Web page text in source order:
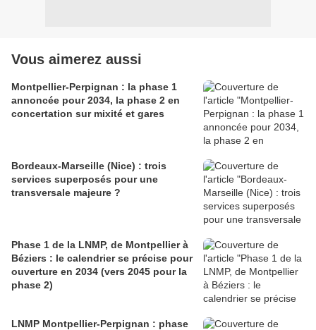
Vous aimerez aussi
Montpellier-Perpignan : la phase 1
annoncée pour 2034, la phase 2 en
concertation sur mixité et gares
Bordeaux-Marseille (Nice) : trois
services superposés pour une
transversale majeure ?
Phase 1 de la LNMP, de Montpellier à
Béziers : le calendrier se précise pour
ouverture en 2034 (vers 2045 pour la
phase 2)
LNMP Montpellier-Perpignan : phase